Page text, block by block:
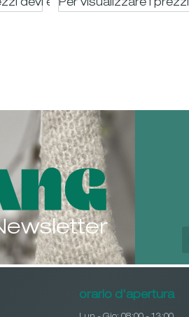
devi essere registrato
Per visualizzare i
orario d'apertura